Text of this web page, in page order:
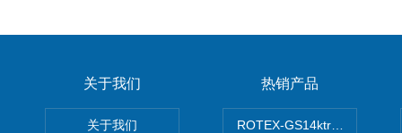
关于我们
关于我们
热销产品
ROTEX-GS14ktr梅花连轴器